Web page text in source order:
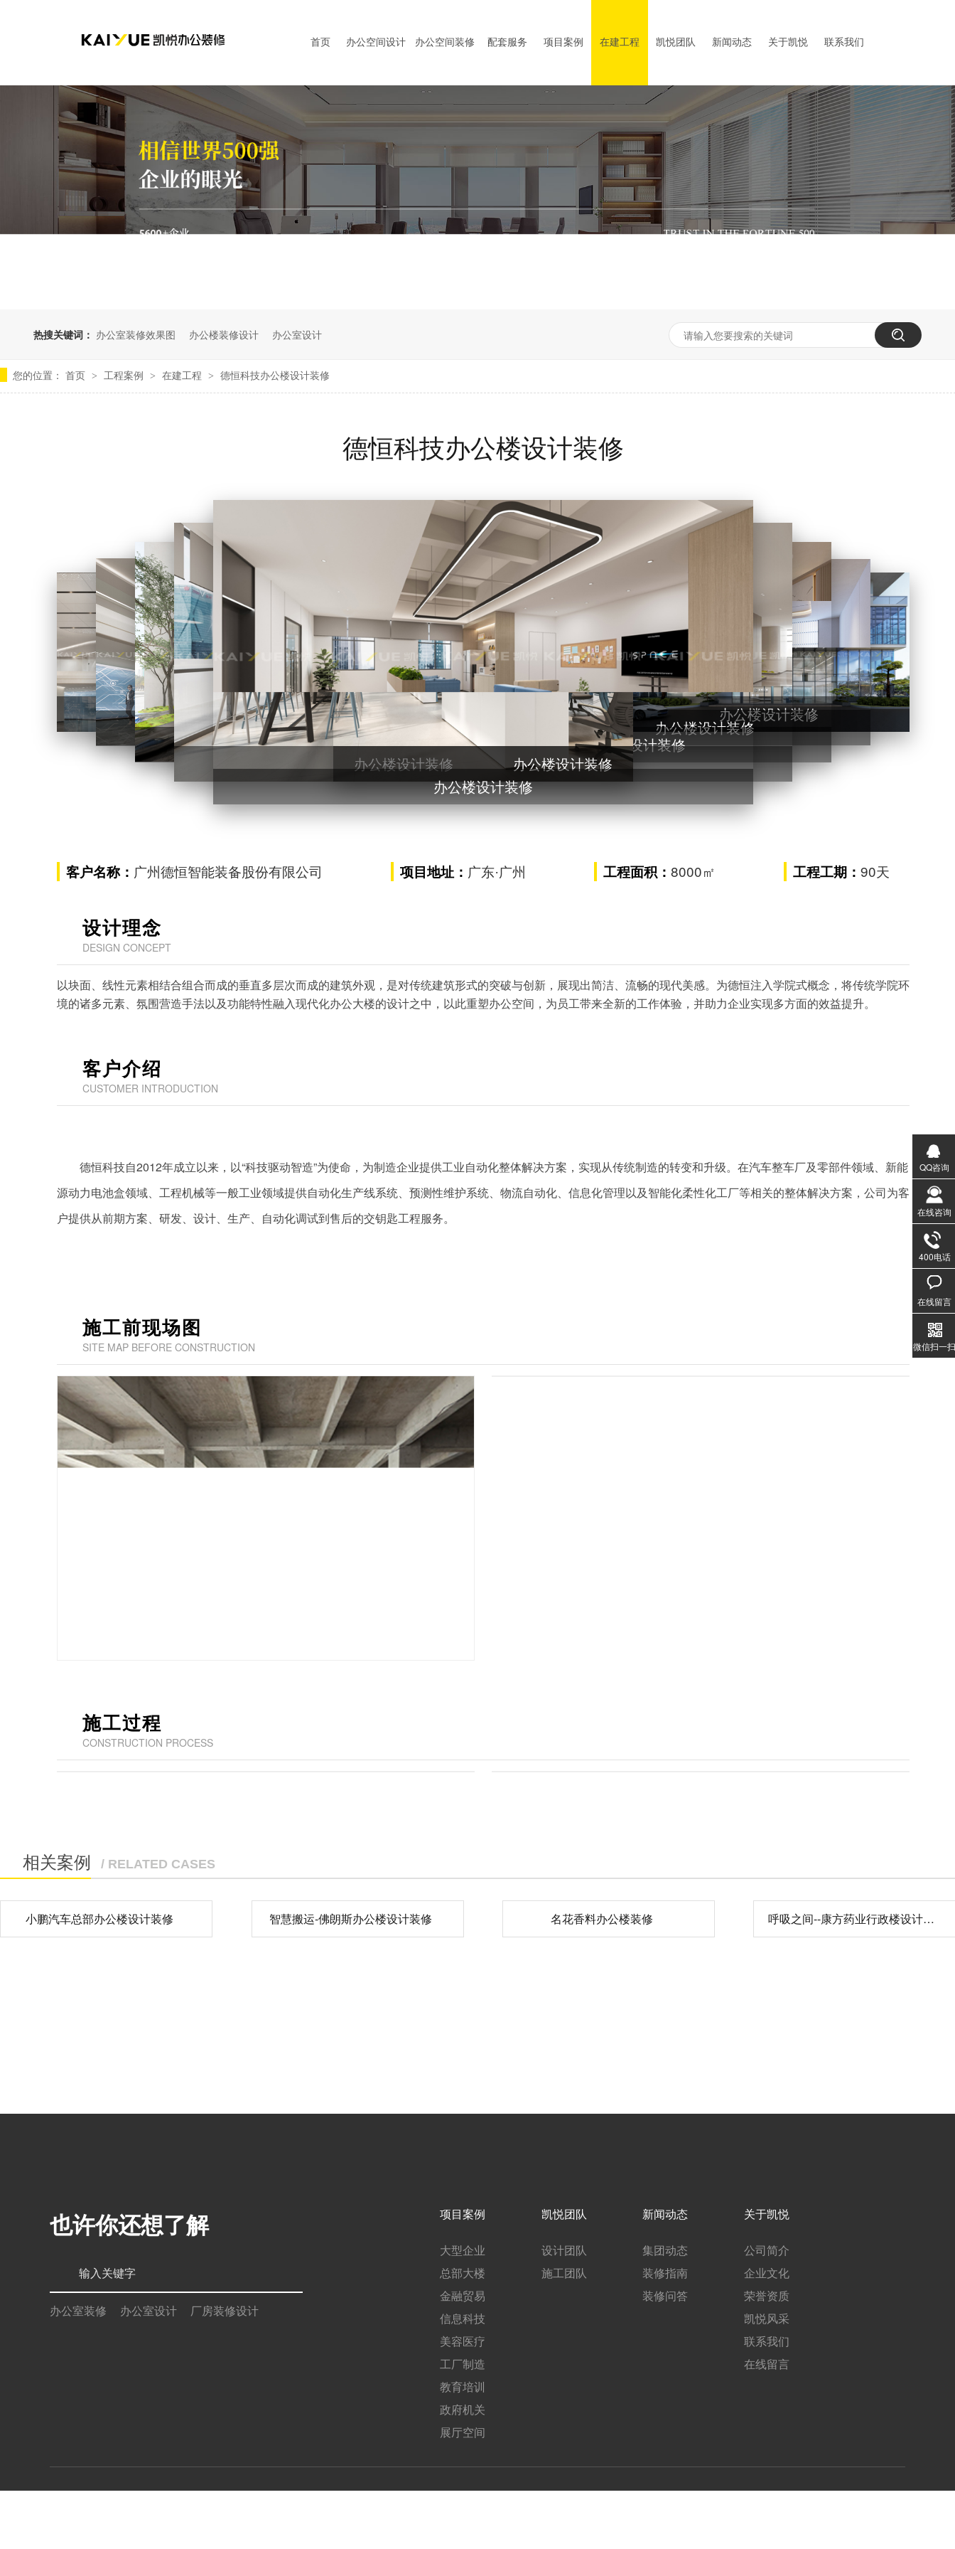
首页 办公空间设计 办公空间装修 配套服务 项目案例 在建工程 凯悦团队 新闻动态 关于凯悦 联系我们
热搜关键词： 办公室装修效果图 办公楼装修设计 办公室设计
您的位置： 首页 > 工程案例 > 在建工程 > 德恒科技办公楼设计装修
德恒科技办公楼设计装修
办公楼设计装修
办公楼设计装修
办公楼设计装修
办公楼设计装修
办公楼设计装修办公楼设计装修
办公楼设计装修
办公楼设计装修
办公楼设计装修
客户名称： 广州德恒智能装备股份有限公司 项目地址： 广东·广州 工程面积： 8000㎡ 工程工期： 90天
设计理念
DESIGN CONCEPT
以块面、线性元素相结合组合而成的垂直多层次而成的建筑外观，是对传统建筑形式的突破与创新，展现出简洁、流畅的现代美感。 为德恒注入学院式概念，将传统学院环
境的诸多元素、氛围营造手法以及功能特性融入现代化办公大楼的设计之中，以此重塑办公空间，为员工带来全新的工作体验，并助力企业实现多方面的效益提升。
客户介绍
CUSTOMER INTRODUCTION
德恒科技自2012年成立以来，以“科技驱动智造”为使命，为制造企业提供工业自动化整体解决方案，实现从传统制造的转变和升级。在汽车整车厂及零部件领域、新能
源动力电池盒领域、工程机械等一般工业领域提供自动化生产线系统、预测性维护系统、物流自动化、信息化管理以及智能化柔性化工厂等相关的整体解决方案，公司为客
户提供从前期方案、研发、设计、生产、自动化调试到售后的交钥匙工程服务。
施工前现场图
SITE MAP BEFORE CONSTRUCTION
施工过程
CONSTRUCTION PROCESS
相关案例 / RELATED CASES
小鹏汽车总部办公楼设计装修 智慧搬运-佛朗斯办公楼设计装修 名花香料办公楼装修 呼吸之间--康方药业行政楼设计装修
也许你还想了解
办公室装修 办公室设计 厂房装修设计
项目案例
大型企业
总部大楼
金融贸易
信息科技
美容医疗
工厂制造
教育培训
政府机关
展厅空间
凯悦团队
设计团队
施工团队
新闻动态
集团动态
装修指南
装修问答
关于凯悦
公司简介
企业文化
荣誉资质
凯悦风采
联系我们
在线留言
QQ咨询
在线咨询
400电话
020-
在线留言
微信扫一扫